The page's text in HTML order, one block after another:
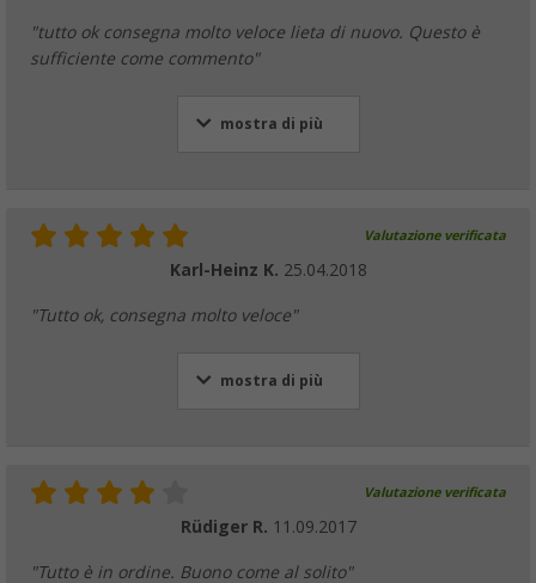
"tutto ok consegna molto veloce lieta di nuovo. Questo è
sufficiente come commento"
mostra di più
Valutazione verificata
Karl-Heinz K. 25.04.2018
"Tutto ok, consegna molto veloce"
mostra di più
Valutazione verificata
Rüdiger R. 11.09.2017
"Tutto è in ordine. Buono come al solito"